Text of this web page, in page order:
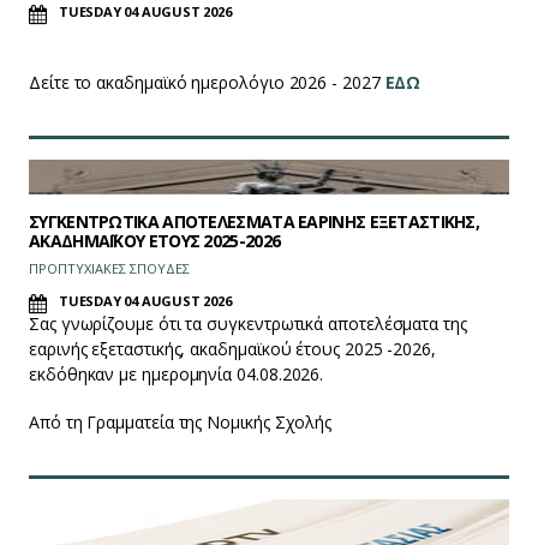
TUESDAY 04 AUGUST 2026
Δείτε το ακαδημαϊκό ημερολόγιο 2026 - 2027 ΕΔΩ
ΣΥΓΚΕΝΤΡΩΤΙΚΑ ΑΠΟΤΕΛΕΣΜΑΤΑ ΕΑΡΙΝΗΣ ΕΞΕΤΑΣΤΙΚΗΣ,
ΑΚΑΔΗΜΑΪΚΟΥ ΕΤΟΥΣ 2025-2026
ΠΡΟΠΤΥΧΙΑΚΕΣ ΣΠΟΥΔΕΣ
TUESDAY 04 AUGUST 2026
Σας γνωρίζουμε ότι τα συγκεντρωτικά αποτελέσματα της
εαρινής εξεταστικής, ακαδημαϊκού έτους 2025 -2026,
εκδόθηκαν με ημερομηνία 04.08.2026.
Από τη Γραμματεία της Νομικής Σχολής